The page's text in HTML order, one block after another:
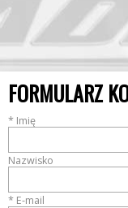
FORMULARZ
* Imię
Nazwisko
* E-mail